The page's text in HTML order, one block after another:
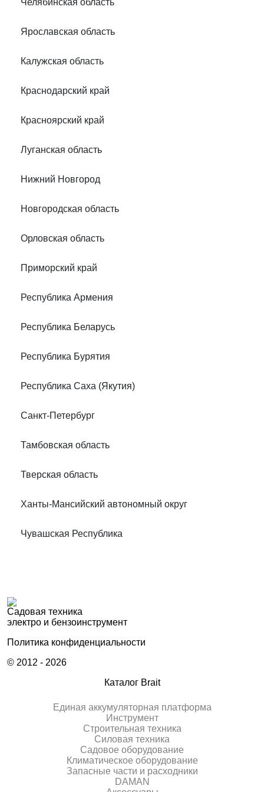
Челябинская область
Ярославская область
Калужская область
Краснодарский край
Красноярский край
Луганская область
Нижний Новгород
Новгородская область
Орловская область
Приморский край
Республика Армения
Республика Беларусь
Республика Бурятия
Республика Саха (Якутия)
Санкт-Петербург
Тамбовская область
Тверская область
Ханты-Мансийский автономный округ
Чувашская Республика
Садовая техника
электро и бензоинструмент
Политика конфиденциальности
© 2012 - 2026
Каталог Brait
Единая аккумуляторная платформа
Инcтрумент
Строительная техника
Силовая техника
Садовое оборудование
Климатическое оборудование
Запасные части и расходники
DAMAN